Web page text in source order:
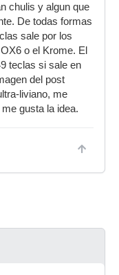
chulis y algun que
De todas formas
sale por los
o el Krome. El
teclas si sale en
del post
liviano, me
gusta la idea.